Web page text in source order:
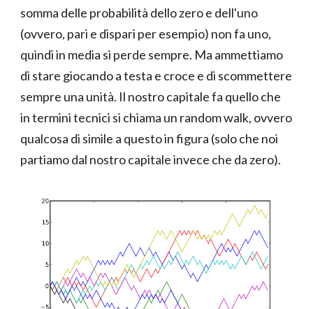
somma delle probabilità dello zero e dell'uno
(ovvero, pari e dispari per esempio) non fa uno,
quindi in media si perde sempre. Ma ammettiamo
di stare giocando a testa e croce e di scommettere
sempre una unità. Il nostro capitale fa quello che
in termini tecnici si chiama un random walk, ovvero
qualcosa di simile a questo in figura (solo che noi
partiamo dal nostro capitale invece che da zero).